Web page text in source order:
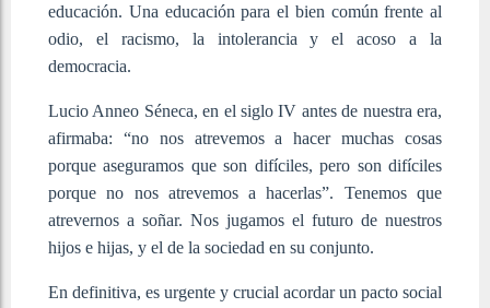
educación. Una educación para el bien común frente al
odio, el racismo, la intolerancia y el acoso a la
democracia.
Lucio Anneo Séneca, en el siglo IV antes de nuestra era,
afirmaba: “no nos atrevemos a hacer muchas cosas
porque aseguramos que son difíciles, pero son difíciles
porque no nos atrevemos a hacerlas”. Tenemos que
atrevernos a soñar. Nos jugamos el futuro de nuestros
hijos e hijas, y el de la sociedad en su conjunto.
En definitiva, es urgente y crucial acordar un pacto social